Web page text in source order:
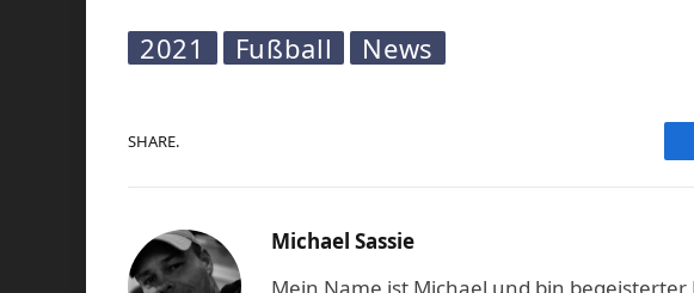
2021 Fußball News
SHARE.
Michael Sassie